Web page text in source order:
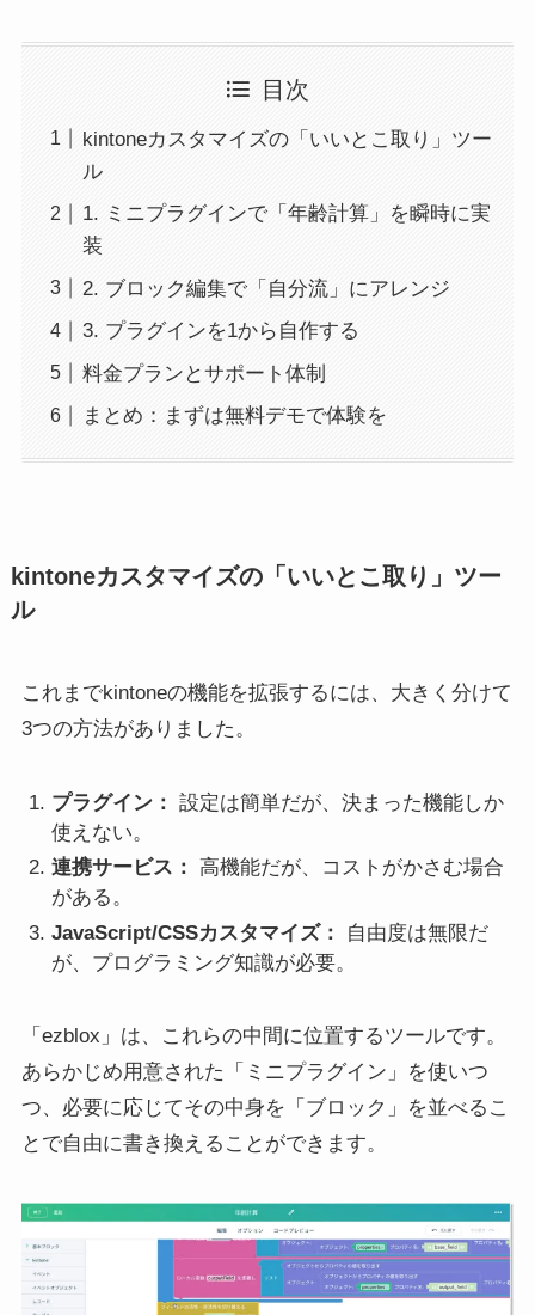
目次
kintoneカスタマイズの「いいとこ取り」ツー
ル
1. ミニプラグインで「年齢計算」を瞬時に実
装
2. ブロック編集で「自分流」にアレンジ
3. プラグインを1から自作する
料金プランとサポート体制
まとめ：まずは無料デモで体験を
kintoneカスタマイズの「いいとこ取り」ツー
ル
これまでkintoneの機能を拡張するには、大きく分けて
3つの方法がありました。
プラグイン： 設定は簡単だが、決まった機能しか
使えない。
連携サービス：
高機能だが、コストがかさむ場合
がある。
JavaScript/CSSカスタマイズ：
自由度は無限だ
が、プログラミング知識が必要。
「ezblox」は、これらの中間に位置するツールです。
あらかじめ用意された「ミニプラグイン」を使いつ
つ、必要に応じてその中身を「ブロック」を並べるこ
とで自由に書き換えることができます。